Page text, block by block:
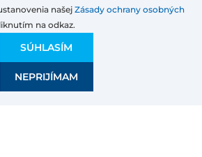
jednotka s nejvyšším
výkonem. Tři skla jsou
vrstvami a naplněna
že dodatečný zasklívací
našej Zásady ochrany osobných
na odkaz.
SÚHLASÍM
NEPRIJÍMAM